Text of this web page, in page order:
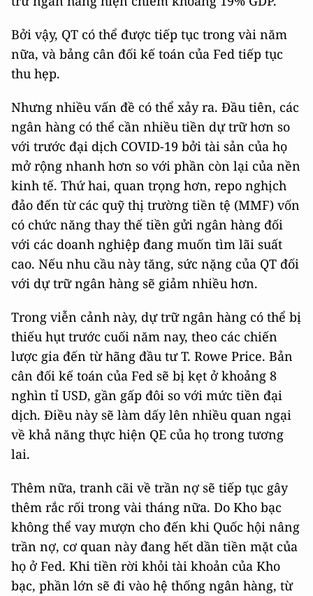
Bởi vậy, QT có thể được tiếp tục trong vài năm
nữa, và bảng cân đối kế toán của Fed tiếp tục
thu hẹp.
Nhưng nhiều vấn đề có thể xảy ra. Đầu tiên, các
ngân hàng có thể cần nhiều tiền dự trữ hơn so
với trước đại dịch COVID-19 bởi tài sản của họ
mở rộng nhanh hơn so với phần còn lại của nền
kinh tế. Thứ hai, quan trọng hơn, repo nghịch
đảo đến từ các quỹ thị trường tiền tệ (MMF) vốn
có chức năng thay thế tiền gửi ngân hàng đối
với các doanh nghiệp đang muốn tìm lãi suất
cao. Nếu nhu cầu này tăng, sức nặng của QT đối
với dự trữ ngân hàng sẽ giảm nhiều hơn.
Trong viễn cảnh này, dự trữ ngân hàng có thể bị
thiếu hụt trước cuối năm nay, theo các chiến
lược gia đến từ hãng đầu tư T. Rowe Price. Bản
cân đối kế toán của Fed sẽ bị kẹt ở khoảng 8
nghìn tỉ USD, gần gấp đôi so với mức tiền đại
dịch. Điều này sẽ làm dấy lên nhiều quan ngại
về khả năng thực hiện QE của họ trong tương
lai.
Thêm nữa, tranh cãi về trần nợ sẽ tiếp tục gây
thêm rắc rối trong vài tháng nữa. Do Kho bạc
không thể vay mượn cho đến khi Quốc hội nâng
trần nợ, cơ quan này đang hết dần tiền mặt của
họ ở Fed. Khi tiền rời khỏi tài khoản của Kho
bạc, phần lớn sẽ đi vào hệ thống ngân hàng, từ